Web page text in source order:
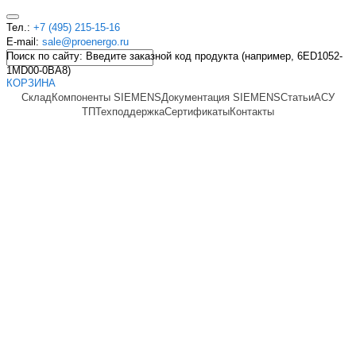
Тел.: +7 (495) 215-15-16
E-mail: sale@proenergo.ru
Поиск по сайту: Введите заказной код продукта (например, 6ED1052-
1MD00-0BA8)
КОРЗИНА
СкладКомпоненты SIEMENSДокументация SIEMENSСтатьиАСУ
ТПТехподдержкаСертификатыКонтакты